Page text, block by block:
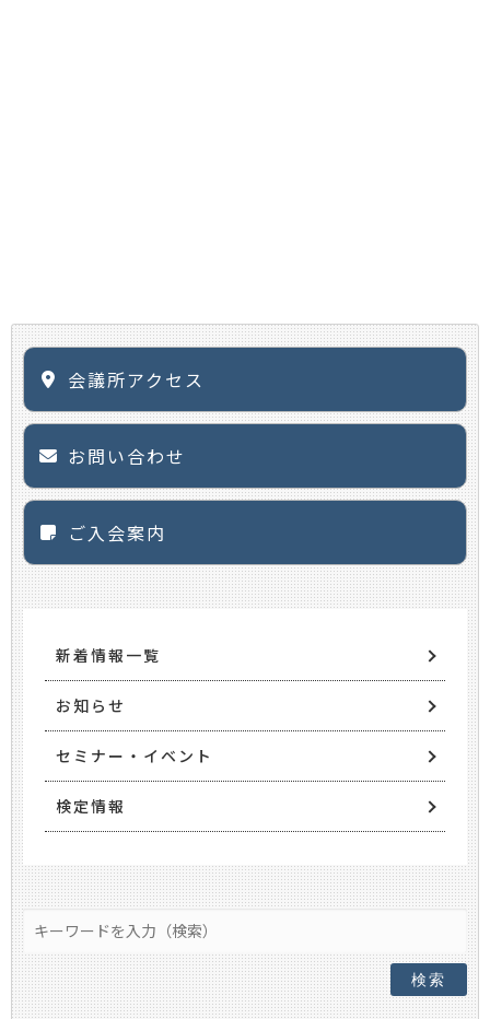
会議所アクセス
お問い合わせ
ご入会案内
新着情報一覧
お知らせ
セミナー・イベント
検定情報
検索